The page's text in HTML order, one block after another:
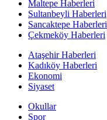
Maltepe Haberleri
Sultanbeyli Haberleri
Sancaktepe Haberleri
Çekmeköy Haberleri
Ataşehir Haberleri
Kadıköy Haberleri
Ekonomi
Siyaset
Okullar
Spor